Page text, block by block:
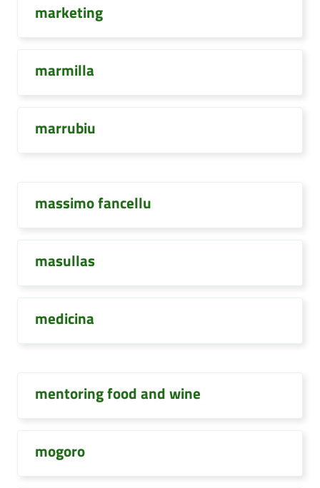
marketing
marmilla
marrubiu
massimo fancellu
masullas
medicina
mentoring food and wine
mogoro